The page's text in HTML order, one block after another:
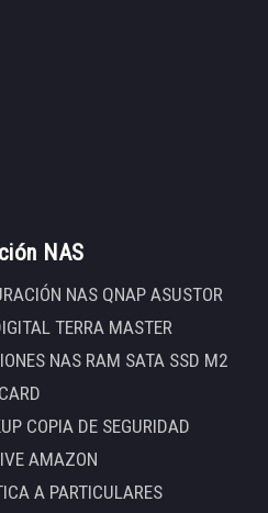
NAS
NAS QNAP ASUSTOR
TERRA MASTER
NAS RAM SATA SSD M2
COPIA DE SEGURIDAD
AMAZON
A PARTICULARES